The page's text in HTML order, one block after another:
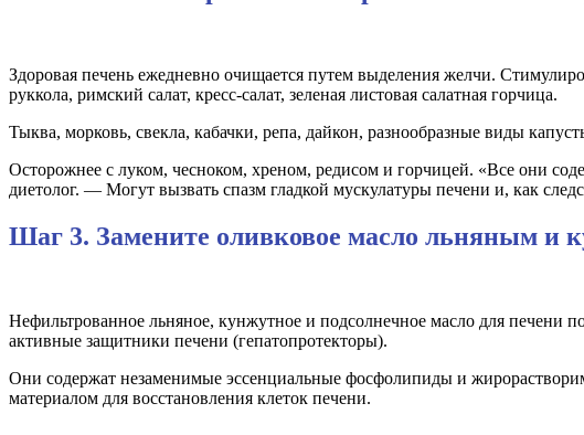
Здоровая печень ежедневно очищается путем выделения желчи.
руккола, римский салат, кресс-салат, зеленая листовая салатная горчица.
Тыква, морковь, свекла, кабачки, репа, дайкон, разнообразные виды
Осторожнее с луком, чесноком, хреном, редисом и горчицей. «Все они
диетолог. — Могут вызвать спазм гладкой мускулатуры печени и, как
Шаг 3. Замените оливковое масло льняным и
Нефильтрованное льняное, кунжутное и подсолнечное масло для печени
активные защитники печени (гепатопротекторы).
Они содержат незаменимые эссенциальные фосфолипиды и
материалом для восстановления клеток печени.